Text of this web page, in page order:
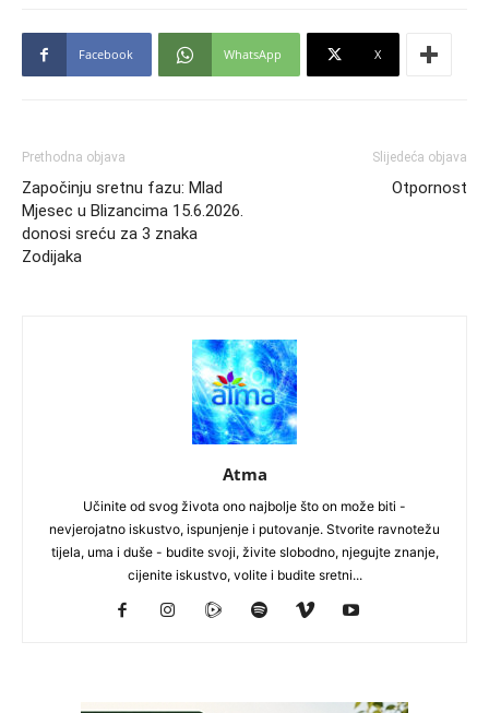
Facebook WhatsApp X
Prethodna objava
Započinju sretnu fazu: Mlad
Mjesec u Blizancima 15.6.2026.
donosi sreću za 3 znaka
Zodijaka
Slijedeća objava
Otpornost
Atma
Učinite od svog života ono najbolje što on može biti -
nevjerojatno iskustvo, ispunjenje i putovanje. Stvorite ravnotežu
tijela, uma i duše - budite svoji, živite slobodno, njegujte znanje,
cijenite iskustvo, volite i budite sretni...